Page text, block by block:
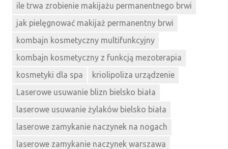
ile trwa zrobienie makijażu permanentnego brwi
jak pielęgnować makijaż permanentny brwi
kombajn kosmetyczny multifunkcyjny
kombajn kosmetyczny z funkcją mezoterapia
kosmetyki dla spa
kriolipoliza urządzenie
Laserowe usuwanie blizn bielsko biała
laserowe usuwanie żylaków bielsko biała
laserowe zamykanie naczynek na nogach
laserowe zamykanie naczynek warszawa